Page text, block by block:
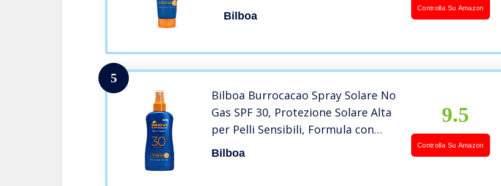
Nutre e Protegge – per Pelli
Bilboa
Controlla Su Amazon
5
Bilboa Burrocacao Spray Solare No
Gas SPF 30, Protezione Solare Alta
per Pelli Sensibili, Formula con
Vitamina C, Idrata, Nutre e
Bilboa
9.5
Controlla Su Amazon